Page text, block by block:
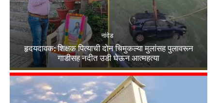
नांदेड
हृदयदावक: शिक्षक पित्याची दोन चिमुकल्या मुलांसह पुलावरून
गाडीसह नदीत उडी घेऊन आत्महत्या